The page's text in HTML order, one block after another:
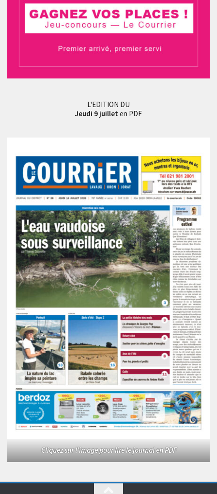
L'EDITION DU
Jeudi 9 juillet en PDF
Cliquez sur l'image pour lire le journal en PDF